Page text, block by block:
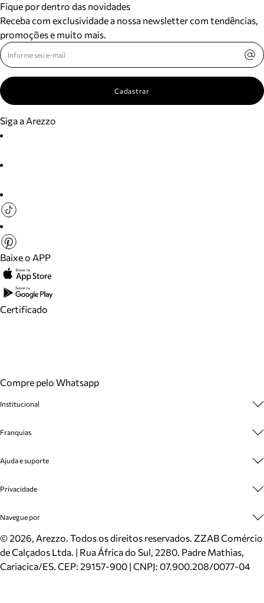
Fique por dentro das novidades
Receba com exclusividade a nossa newsletter com tendências,
promoções e muito mais.
Cadastrar
Siga a Arezzo
Baixe o APP
Certificado
Compre pelo Whatsapp
Institucional
Cashback
Venda Corporativa
Mapa do Site
Inverno
Mundo Arezzo
Franquias
Plano de Negócio
Ajuda e suporte
Cadastro
Meus Pedidos
Trocas e Devoluções
Cartão Presente
Localizador de lojas
Privacidade
Politica e Privacidade
Navegue por
Sapatos
Bolsas
Scarpins
©2026, Arezzo. Todos os direitos reservados. ZZAB Comércio
de Calçados Ltda. | Rua África do Sul, 2280. Padre Mathias,
Cariacica/ES. CEP: 29157-900 | CNPJ: 07.900.208/0077-04